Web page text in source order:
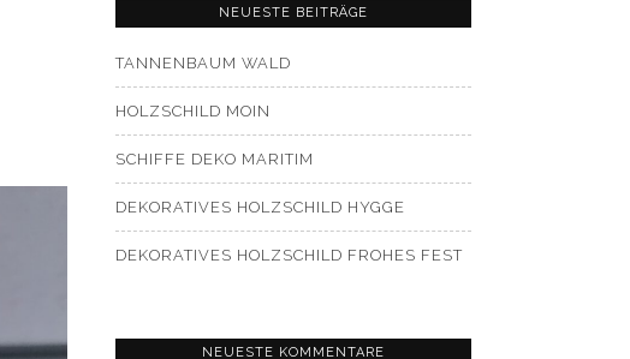
NEUESTE BEITRÄGE
TANNENBAUM WALD
HOLZSCHILD MOIN
SCHIFFE DEKO MARITIM
DEKORATIVES HOLZSCHILD HYGGE
DEKORATIVES HOLZSCHILD FROHES FEST
NEUESTE KOMMENTARE